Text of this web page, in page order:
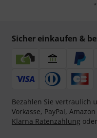
Sicher einkaufen &
Bezahlen Sie vertraulich
Vorkasse, PayPal, Amazon
Klarna Ratenzahlung